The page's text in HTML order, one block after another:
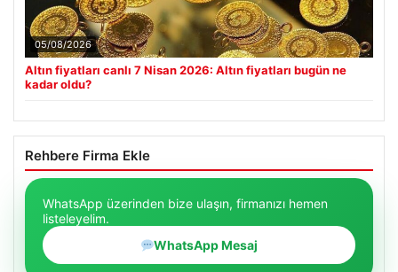
05/08/2026
Altın fiyatları canlı 7 Nisan 2026: Altın fiyatları bugün ne
kadar oldu?
Rehbere Firma Ekle
WhatsApp üzerinden bize ulaşın, firmanızı hemen
listeleyelim.
WhatsApp Mesaj